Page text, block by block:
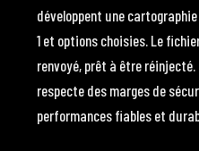
développent une
1 et options choisies. Le
renvoyé, prêt à être
respecte des marges de
performances fiables et